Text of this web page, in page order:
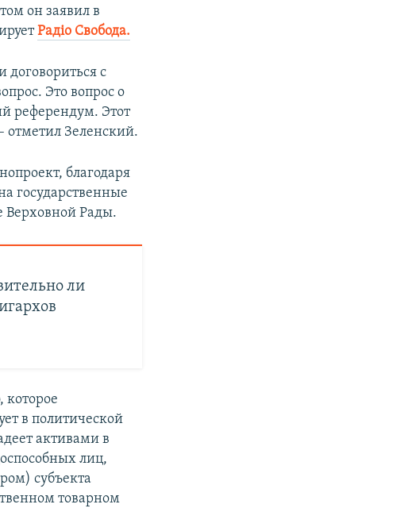
он заявил в
Радіо Свобода.
договориться с
Это вопрос о
референдум. Этот
отметил Зеленский.
благодаря
государственные
Верховной Рады.
ли
которое
в политической
активами в
лиц,
субъекта
товарном